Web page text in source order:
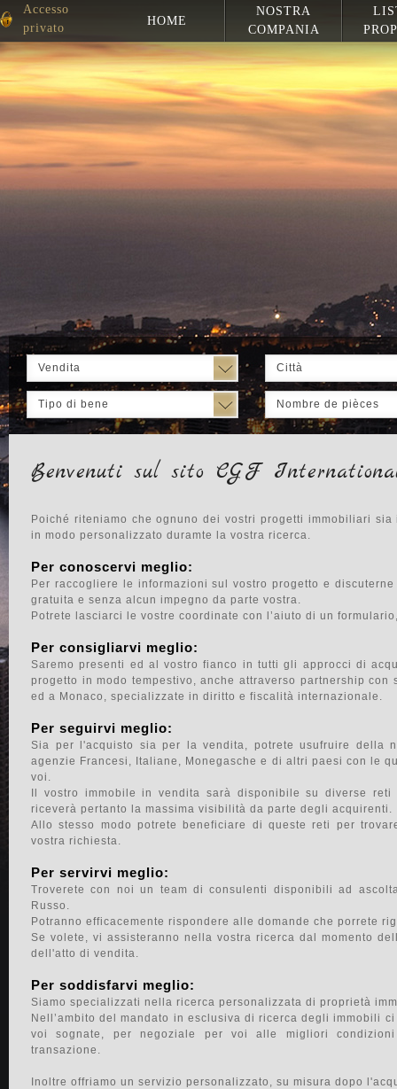
Accesso
privato
HOME
NOSTRA
COMPANIA
Vendita
Tipo di bene
Città
Nombre de pièces
Benvenuti sul sito CGF
Poiché riteniamo che ognuno dei vostri progetti immobiliari
in modo personalizzato duramte la vostra ricerca.
Per conoscervi meglio:
Per raccogliere le informazioni sul vostro progetto e
gratuita e senza alcun impegno da parte vostra.
Potrete lasciarci le vostre coordinate con l’aiuto di un
Per consigliarvi meglio:
Saremo presenti ed al vostro fianco in tutti gli approcci di
progetto in modo tempestivo, anche attraverso partnership
ed a Monaco, specializzate in diritto e fiscalità internazionale.
Per seguirvi meglio:
Sia per l'acquisto sia per la vendita, potrete usufruire della
agenzie Francesi, Italiane, Monegasche e di altri paesi con le
voi.
Il vostro immobile in vendita sarà disponibile su diverse
riceverà pertanto la massima visibilità da parte degli acquirenti.
Allo stesso modo potrete beneficiare di queste reti per
vostra richiesta.
Per servirvi meglio:
Troverete con noi un team di consulenti disponibili ad
Russo.
Potranno efficacemente rispondere alle domande che porrete
Se volete, vi assisteranno nella vostra ricerca dal momento
dell'atto di vendita.
Per soddisfarvi meglio:
Siamo specializzati nella ricerca personalizzata di proprietà
Nell’ambito del mandato in esclusiva di ricerca degli immobili
voi sognate, per negoziale per voi alle migliori
transazione.
Inoltre offriamo un servizio personalizzato, su misura dopo